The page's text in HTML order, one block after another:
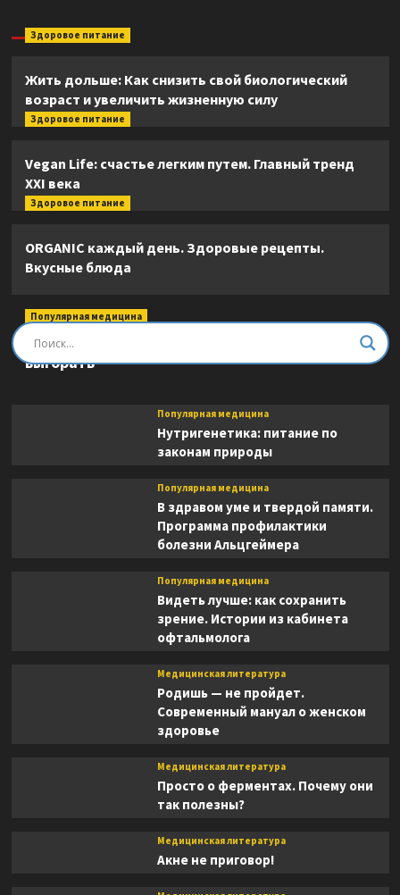
Здоровое питание
Жить дольше: Как снизить свой биологический
возраст и увеличить жизненную силу
Здоровое питание
Vegan Life: счастье легким путем. Главный тренд
XXI века
Здоровое питание
ORGANIC каждый день. Здоровые рецепты.
Вкусные блюда
Популярная медицина
Быть врачом. Как помогать, развиваться и не
выгорать
Популярная медицина
Нутригенетика: питание по
законам природы
Популярная медицина
В здравом уме и твердой памяти.
Программа профилактики
болезни Альцгеймера
Популярная медицина
Видеть лучше: как сохранить
зрение. Истории из кабинета
офтальмолога
Медицинская литература
Родишь — не пройдет.
Современный мануал о женском
здоровье
Медицинская литература
Просто о ферментах. Почему они
так полезны?
Медицинская литература
Акне не приговор!